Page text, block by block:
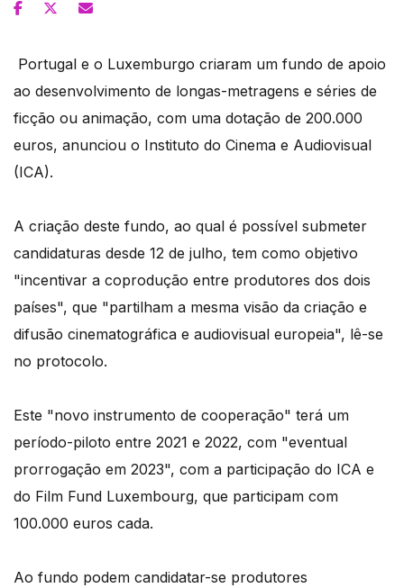
Portugal e o Luxemburgo criaram um fundo de apoio
ao desenvolvimento de longas-metragens e séries de
ficção ou animação, com uma dotação de 200.000
euros, anunciou o Instituto do Cinema e Audiovisual
(ICA).
A criação deste fundo, ao qual é possível submeter
candidaturas desde 12 de julho, tem como objetivo
"incentivar a coprodução entre produtores dos dois
países", que "partilham a mesma visão da criação e
difusão cinematográfica e audiovisual europeia", lê-se
no protocolo.
Este "novo instrumento de cooperação" terá um
período-piloto entre 2021 e 2022, com "eventual
prorrogação em 2023", com a participação do ICA e
do Film Fund Luxembourg, que participam com
100.000 euros cada.
Ao fundo podem candidatar-se produtores